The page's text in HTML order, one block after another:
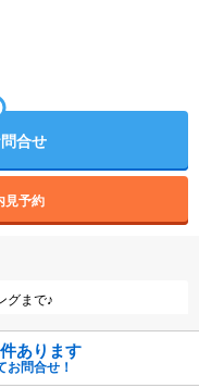
合せ
見予約
グまで♪
件あります
お問合せ！